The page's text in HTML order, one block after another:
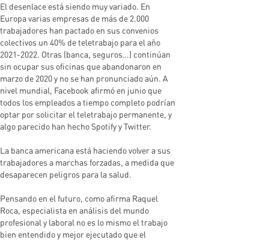
El desenlace está siendo muy variado. En
Europa varias empresas de más de 2.000
trabajadores han pactado en sus convenios
colectivos un 40% de teletrabajo para el año
2021-2022. Otras (banca, seguros…) continúan
sin ocupar sus oficinas que abandonaron en
marzo de 2020 y no se han pronunciado aún. A
nivel mundial, Facebook afirmó en junio que
todos los empleados a tiempo completo podrían
optar por solicitar el teletrabajo permanente, y
algo parecido han hecho Spotify y Twitter.
La banca americana está haciendo volver a sus
trabajadores a marchas forzadas, a medida que
desaparecen peligros para la salud.
Pensando en el futuro, como afirma Raquel
Roca, especialista en análisis del mundo
profesional y laboral no es lo mismo el trabajo
bien entendido y mejor ejecutado que el